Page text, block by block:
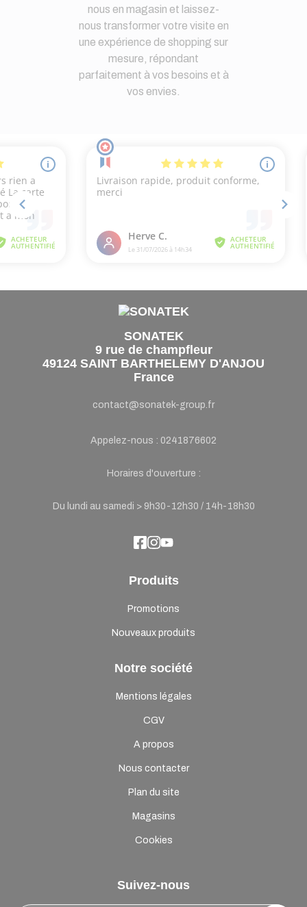
nous en magasin et laissez-
nous transformer votre visite en
une expérience de shopping sur
mesure, répondant
parfaitement à vos besoins et à
vos envies.
SONATEK
9 rue de champfleur
49124 SAINT BARTHELEMY D'ANJOU
France
contact@sonatek-group.fr
Appelez-nous : 0241876602
Horaires d'ouverture :
Du lundi au samedi > 9h30-12h30 / 14h-18h30
Produits
Promotions
Nouveaux produits
Notre société
Mentions légales
CGV
A propos
Nous contacter
Plan du site
Magasins
Cookies
Suivez-nous